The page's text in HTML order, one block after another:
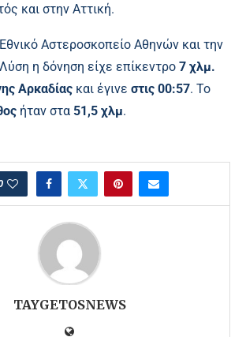
και στην Αττική.
Αστεροσκοπείο Αθηνών και την
η δόνηση είχε επίκεντρο 7 χλμ.
Αρκαδίας και έγινε στις 00:57. Το
ήταν στα 51,5 χλμ.
TAYGETOSNEWS